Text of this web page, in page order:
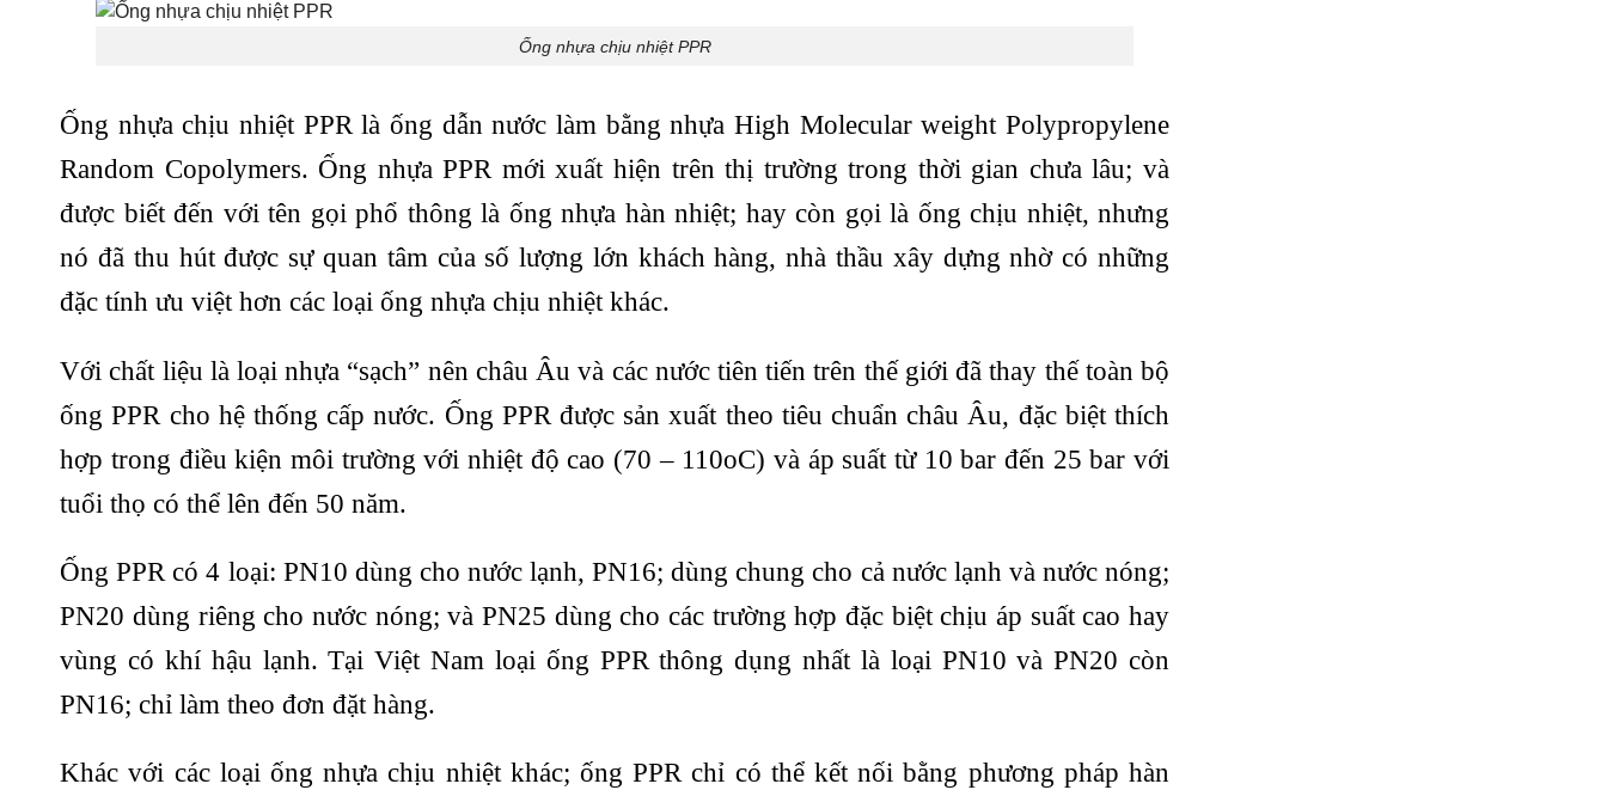
Ống nhựa chịu nhiệt PPR
Ống nhựa chịu nhiệt PPR là ống dẫn nước làm bằng nhựa High Molecular weight Polypropylene
Random Copolymers. Ống nhựa PPR mới xuất hiện trên thị trường trong thời gian chưa lâu; và
được biết đến với tên gọi phổ thông là ống nhựa hàn nhiệt; hay còn gọi là ống chịu nhiệt, nhưng
nó đã thu hút được sự quan tâm của số lượng lớn khách hàng, nhà thầu xây dựng nhờ có những
đặc tính ưu việt hơn các loại ống nhựa chịu nhiệt khác.
Với chất liệu là loại nhựa “sạch” nên châu Âu và các nước tiên tiến trên thế giới đã thay thế toàn bộ
ống PPR cho hệ thống cấp nước. Ống PPR được sản xuất theo tiêu chuẩn châu Âu, đặc biệt thích
hợp trong điều kiện môi trường với nhiệt độ cao (70 – 110oC) và áp suất từ 10 bar đến 25 bar với
tuổi thọ có thể lên đến 50 năm.
Ống PPR có 4 loại: PN10 dùng cho nước lạnh, PN16; dùng chung cho cả nước lạnh và nước nóng;
PN20 dùng riêng cho nước nóng; và PN25 dùng cho các trường hợp đặc biệt chịu áp suất cao hay
vùng có khí hậu lạnh. Tại Việt Nam loại ống PPR thông dụng nhất là loại PN10 và PN20 còn
PN16; chỉ làm theo đơn đặt hàng.
Khác với các loại ống nhựa chịu nhiệt khác; ống PPR chỉ có thể kết nối bằng phương pháp hàn